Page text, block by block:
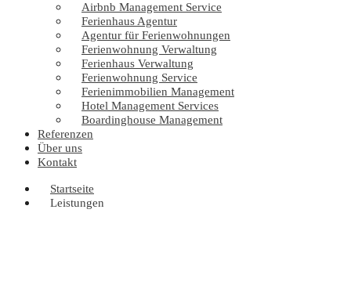
Airbnb Management Service
Ferienhaus Agentur
Agentur für Ferienwohnungen
Ferienwohnung Verwaltung
Ferienhaus Verwaltung
Ferienwohnung Service
Ferienimmobilien Management
Hotel Management Services
Boardinghouse Management
Referenzen
Über uns
Kontakt
Startseite
Leistungen